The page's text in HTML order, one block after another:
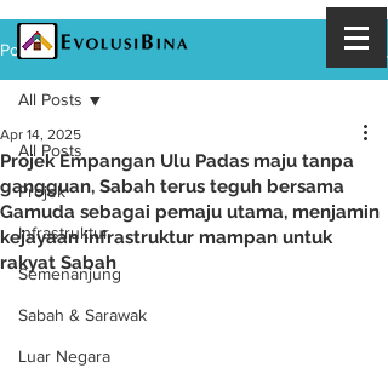
Post
All Posts
Projek
Infrastruktur
Semenanjung
Sabah & Sarawak
Luar Negara
All Posts
Projek Empangan Ulu Padas maju tanpa
gangguan, Sabah terus teguh bersama
Gamuda sebagai pemaju utama, menjamin
kejayaan infrastruktur mampan untuk
rakyat Sabah
Apr 14, 2025